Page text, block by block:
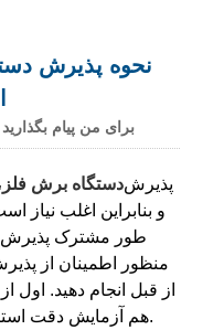
نحوه پذیرش
برای من پیام بگذارید
1. پذیرشدستگاه برش فلز
و بنابراین اغلب نیاز
طور مشترک پذیرش
منظور اطمینان از
از قبل انجام دهید. اول
هم آزمایش دقت استاتیکی شکافنده را کامل می کنند.